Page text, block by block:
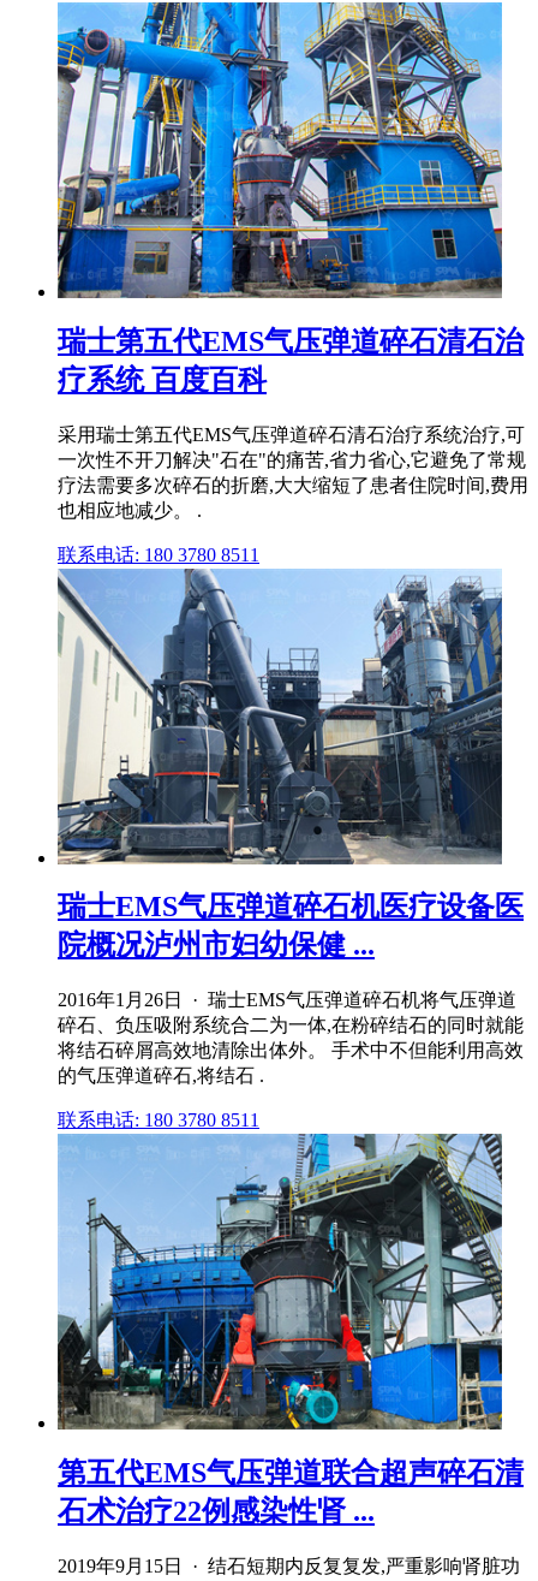
瑞士第五代EMS气压弹道碎石清石治
疗系统 百度百科
采用瑞士第五代EMS气压弹道碎石清石治疗系统治疗,可
一次性不开刀解决"石在"的痛苦,省力省心,它避免了常规
疗法需要多次碎石的折磨,大大缩短了患者住院时间,费用
也相应地减少。 .
联系电话: 180 3780 8511
瑞士EMS气压弹道碎石机医疗设备医
院概况泸州市妇幼保健 ...
2016年1月26日 · 瑞士EMS气压弹道碎石机将气压弹道
碎石、负压吸附系统合二为一体,在粉碎结石的同时就能
将结石碎屑高效地清除出体外。 手术中不但能利用高效
的气压弹道碎石,将结石 .
联系电话: 180 3780 8511
第五代EMS气压弹道联合超声碎石清
石术治疗22例感染性肾 ...
2019年9月15日 · 结石短期内反复复发,严重影响肾脏功